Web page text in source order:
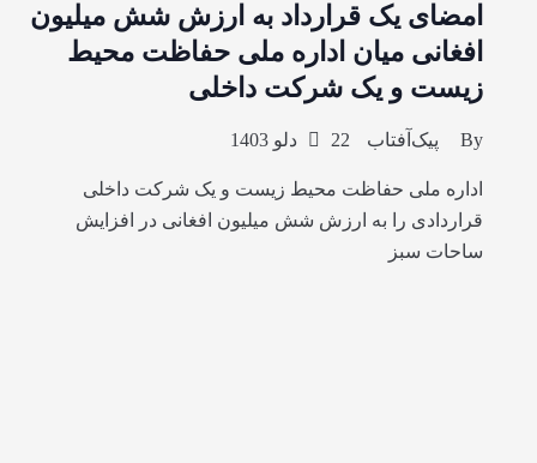
امضای یک قرارداد به ارزش شش میلیون
افغانی میان اداره ملی حفاظت محیط
زیست و یک شرکت داخلی
By پیک‌آفتاب 22 دلو 1403
اداره ملی حفاظت محیط زیست و یک شرکت داخلی
قراردادی را به ارزش شش میلیون افغانی در افزایش
ساحات سبز